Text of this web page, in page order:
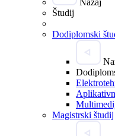
Študij
Dodiplomski
Magistrski študij